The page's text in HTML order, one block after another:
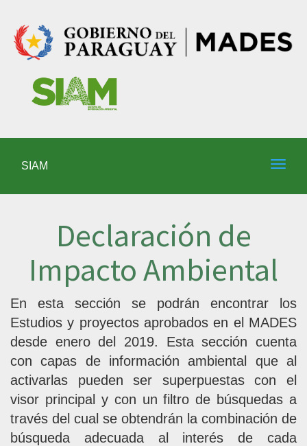
SIAM
Declaración de
Impacto Ambiental
En esta sección se podrán encontrar los
Estudios y proyectos aprobados en el MADES
desde enero del 2019. Esta sección cuenta
con capas de información ambiental que al
activarlas pueden ser superpuestas con el
visor principal y con un filtro de búsquedas a
través del cual se obtendrán la combinación de
búsqueda adecuada al interés de cada